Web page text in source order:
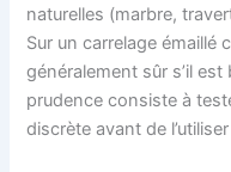
naturelles (marbre,
Sur un carrelage émaillé
généralement sûr s’il est
prudence consiste à
discrète avant de